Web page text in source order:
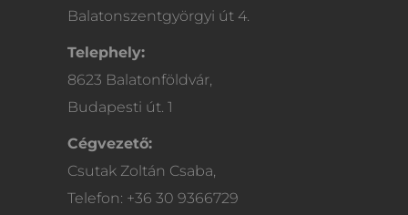
Balatonszentgyörgyi út 4.
Telephely:
8623 Balatonföldvár,
Budapesti út. 1
Cégvezető:
Csutak Zoltán Csaba,
Telefon: +36 30 9366729